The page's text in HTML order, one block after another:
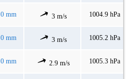
0 mm 3 m/s 1004.9 hPa
0 mm 3 m/s 1005.2 hPa
0 mm 2.9 m/s 1005.3 hPa